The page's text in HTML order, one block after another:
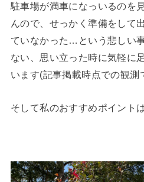
駐車場が満車になっいるのを
んので、せっかく準備をして
ていなかった…という悲しい
ない、思い立った時に気軽に
います(記事掲載時点での観測
そして私のおすすめポイント